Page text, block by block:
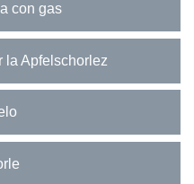
con gas
la Apfelschorlez